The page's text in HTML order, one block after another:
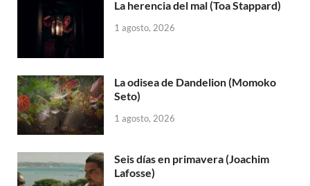
La herencia del mal (Toa Stappard)
1 agosto, 2026
La odisea de Dandelion (Momoko
Seto)
1 agosto, 2026
Seis días en primavera (Joachim
Lafosse)